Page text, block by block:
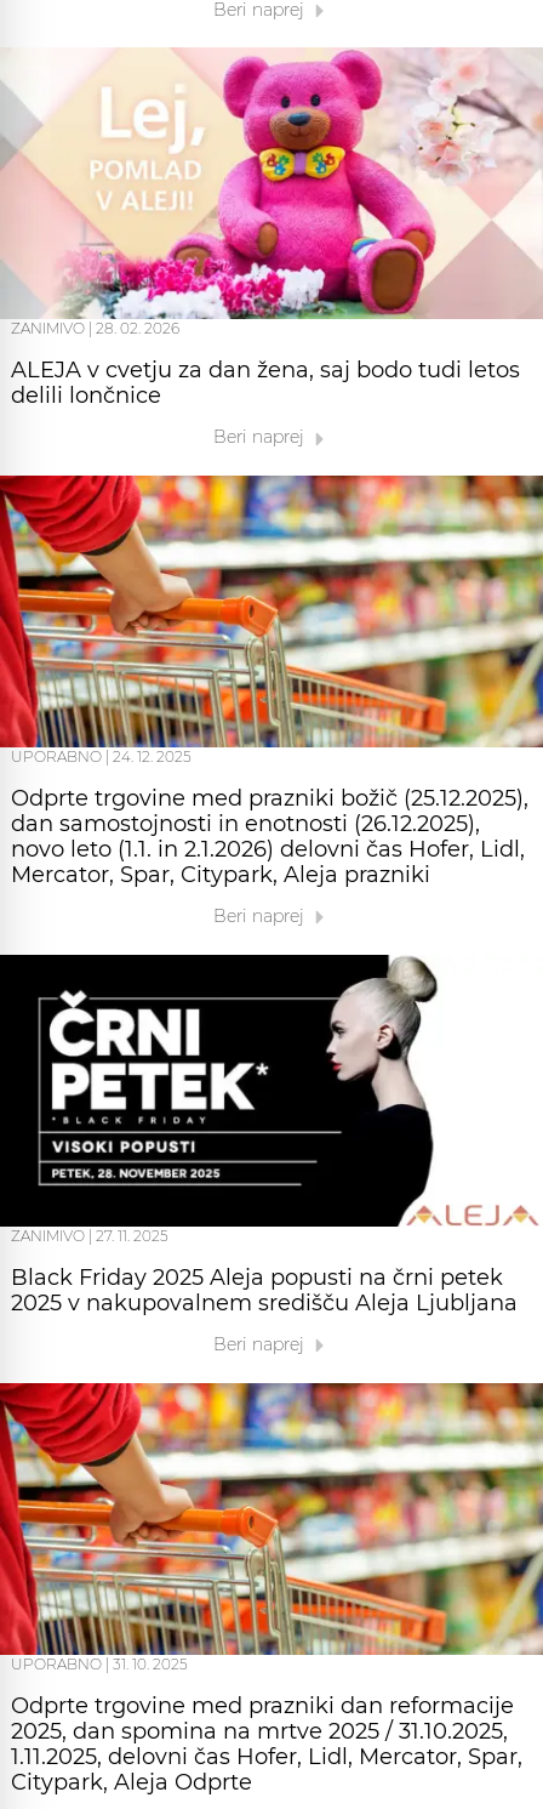
Beri naprej
ZANIMIVO 28. 02. 2026
ALEJA v cvetju za dan žena, saj bodo tudi letos
delili lončnice
Beri naprej
UPORABNO 24. 12. 2025
Odprte trgovine med prazniki božič (25.12.2025),
dan samostojnosti in enotnosti (26.12.2025),
novo leto (1.1. in 2.1.2026) delovni čas Hofer, Lidl,
Mercator, Spar, Citypark, Aleja prazniki
Beri naprej
ZANIMIVO 27. 11. 2025
Black Friday 2025 Aleja popusti na črni petek
2025 v nakupovalnem središču Aleja Ljubljana
Beri naprej
UPORABNO 31. 10. 2025
Odprte trgovine med prazniki dan reformacije
2025, dan spomina na mrtve 2025 / 31.10.2025,
1.11.2025, delovni čas Hofer, Lidl, Mercator, Spar,
Citypark, Aleja Odprte